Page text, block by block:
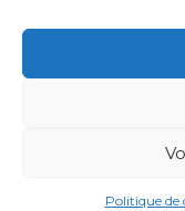
Politique de
© 2020 TV8 Moselle-